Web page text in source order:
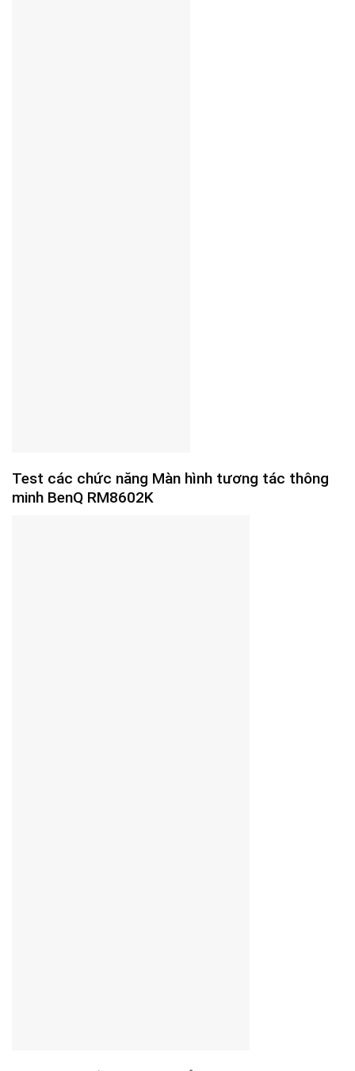
Test các chức năng Màn hình tương tác thông
minh BenQ RM8602K